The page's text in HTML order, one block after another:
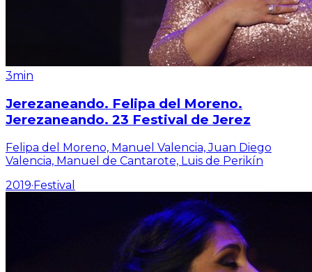
3min
Jerezaneando. Felipa del Moreno.
Jerezaneando. 23 Festival de Jerez
Felipa del Moreno, Manuel Valencia, Juan Diego
Valencia, Manuel de Cantarote, Luis de Perikín
2019·Festival